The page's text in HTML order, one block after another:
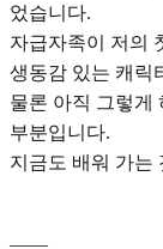
었습니다.
자급자족이 저의
생동감 있는 캐릭
물론 아직 그렇게
부분입니다.
지금도 배워 가는